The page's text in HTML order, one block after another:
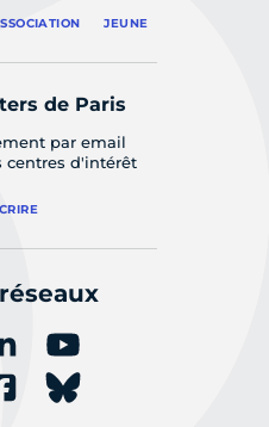
JEUNE
de Paris
par email
centres d'intérêt